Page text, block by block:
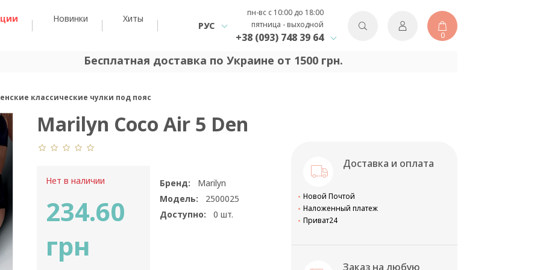
Новинки Хиты
РУС
пн-вс с 10:00 до 18:00
пятница - выходной
+38 (093) 748 39 64 0
Бесплатная доставка по Украине от 1500 грн.
классические чулки под пояс
Marilyn Coco Air 5 Den
Нет в наличии
234.60
грн
Бренд:
Marilyn
Модель:
2500025
Доступно:
0 шт.
Доставка и оплата
Новой Почтой
Наложенный платеж
Приват24
Заказ на любую